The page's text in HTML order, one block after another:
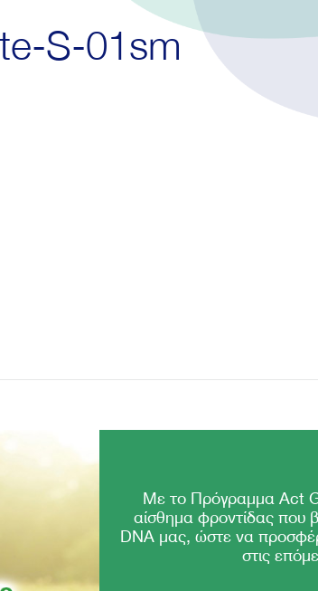
S-01sm
Με το Πρόγραμμα Act
αίσθημα φροντίδας που
DNA μας, ώστε να
στις